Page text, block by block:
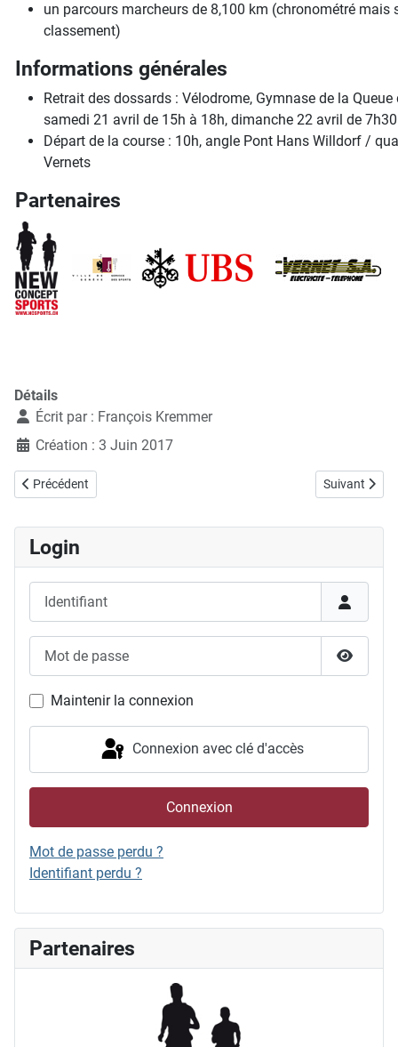
un parcours marcheurs de 8,100 km (chronométré mais
classement)
Informations générales
Retrait des dossards : Vélodrome, Gymnase de la Queue
samedi 21 avril de 15h à 18h, dimanche 22 avril de
Départ de la course : 10h, angle Pont Hans Willdorf /
Vernets
Partenaires
Détails
Écrit par : François Kremmer
Création : 3 Juin 2017
Article précédent : Informations pratiques
Précédent Article
Suivant
Login
Afficher
Maintenir la connexion
Connexion avec clé d'accès
Connexion
Mot de passe perdu ?
Identifiant perdu ?
Partenaires